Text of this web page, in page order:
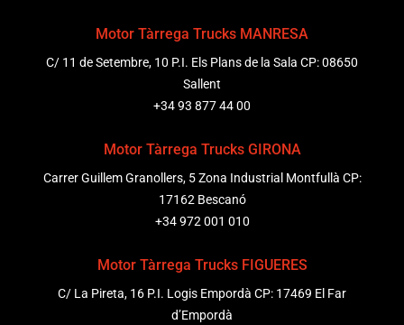
Motor Tàrrega Trucks MANRESA
C/ 11 de Setembre, 10 P.I. Els Plans de la Sala CP: 08650
Sallent
+34 93 877 44 00
Motor Tàrrega Trucks GIRONA
Carrer Guillem Granollers, 5 Zona Industrial Montfullà CP:
17162 Bescanó
+34 972 001 010
Motor Tàrrega Trucks FIGUERES
C/ La Pireta, 16 P.I. Logis Empordà CP: 17469 El Far
d’Empordà